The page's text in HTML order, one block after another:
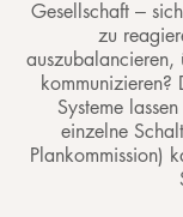
Gesellschaft –
zu
kommunizieren?
Systeme
einzelne
Plankommission)